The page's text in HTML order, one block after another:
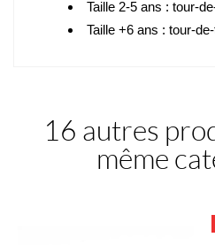
Taille 2-5 ans : tour-
Taille +6 ans : tour-
16 autres
même